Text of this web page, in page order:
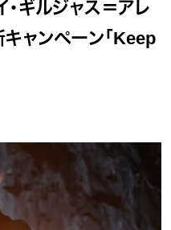
・ギルジャス＝アレ
ャンペーン「Keep